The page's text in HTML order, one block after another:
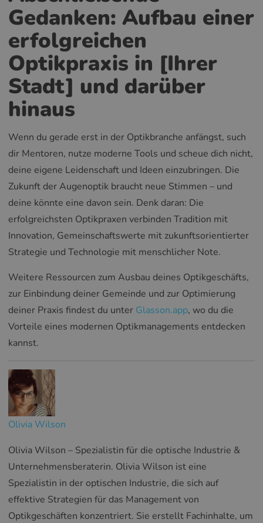
Gedanken: Aufbau einer
erfolgreichen
Optikpraxis in [Ihrer
Stadt] und darüber
hinaus
Wenn du gerade erst in der Optikbranche anfängst, such
dir Mentoren, nutze moderne Tools und scheue dich nicht,
deine eigene Leidenschaft und Ideen einzubringen. Die
Zukunft der Augenoptik braucht neue Stimmen – und
deine könnte eine davon sein. Denk daran: Die
erfolgreichsten Optikpraxen verbinden Tradition mit
Innovation, Gemeinschaftswerte mit zukunftsorientierter
Strategie und Technologie mit menschlicher Note.
Weitere Ressourcen zum Ausbau deines Optikgeschäfts,
zur Einbindung deiner Gemeinde und zur Optimierung
deiner Praxis findest du unter Glasson.app, wo du die
Vorteile eines modernen Optikmanagements entdecken
kannst.
Olivia Wilson
Olivia Wilson – Spezialistin für die optische Industrie &
Unternehmensberaterin. Olivia Wilson ist eine
Spezialistin in der optischen Industrie, die sich auf
effektive Strategien für das Management von
Optikgeschäften konzentriert. Sie erstellt Fachinhalte, um